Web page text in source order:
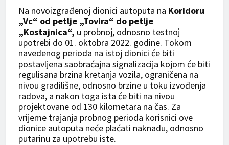
Na novoizgrađenoj dionici autoputa na Koridoru
„Vc“ od petlje „Tovira“ do petlje
„Kostajnica“, u probnoj, odnosno testnoj
upotrebi do 01. oktobra 2022. godine. Tokom
navedenog perioda na istoj dionici će biti
postavljena saobraćajna signalizacija kojom će biti
regulisana brzina kretanja vozila, ograničena na
nivou gradilišne, odnosno brzine u toku izvođenja
radova, a nakon toga ista će biti na nivou
projektovane od 130 kilometara na čas. Za
vrijeme trajanja probnog perioda korisnici ove
dionice autoputa neće plaćati naknadu, odnosno
putarinu za upotrebu iste.